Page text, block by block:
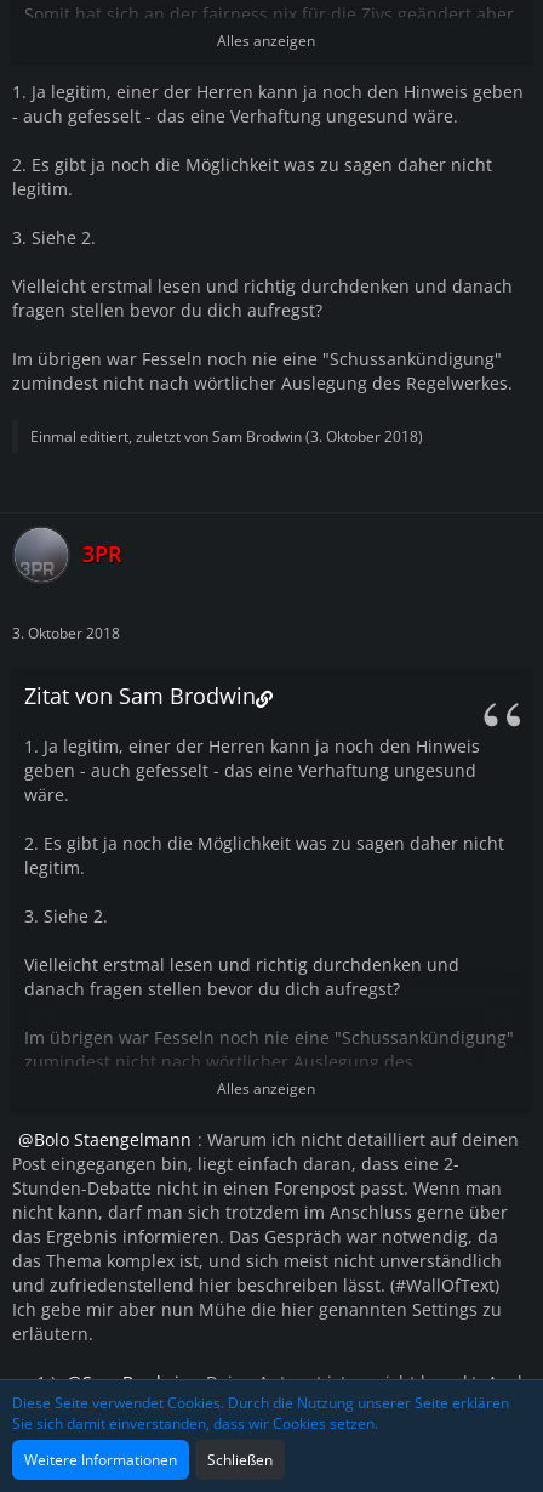
Somit hat sich an der fairness nix für die Zivs geändert aber
Alles anzeigen
1. Ja legitim, einer der Herren kann ja noch den Hinweis geben
- auch gefesselt - das eine Verhaftung ungesund wäre.
2. Es gibt ja noch die Möglichkeit was zu sagen daher nicht
legitim.
3. Siehe 2.
Vielleicht erstmal lesen und richtig durchdenken und danach
fragen stellen bevor du dich aufregst?
Im übrigen war Fesseln noch nie eine "Schussankündigung"
zumindest nicht nach wörtlicher Auslegung des Regelwerkes.
Einmal editiert, zuletzt vonSam Brodwin(3. Oktober 2018)
3PR
3. Oktober 2018
Zitat von Sam Brodwin
1. Ja legitim, einer der Herren kann ja noch den Hinweis
geben - auch gefesselt - das eine Verhaftung ungesund
wäre.
2. Es gibt ja noch die Möglichkeit was zu sagen daher nicht
legitim.
3. Siehe 2.
Vielleicht erstmal lesen und richtig durchdenken und
danach fragen stellen bevor du dich aufregst?
Im übrigen war Fesseln noch nie eine "Schussankündigung"
zumindest nicht nach wörtlicher Auslegung des
Alles anzeigen
Bolo Staengelmann : Warum ich nicht detailliert auf deinen
Post eingegangen bin, liegt einfach daran, dass eine 2-
Stunden-Debatte nicht in einen Forenpost passt. Wenn man
nicht kann, darf man sich trotzdem im Anschluss gerne über
das Ergebnis informieren. Das Gespräch war notwendig, da
das Thema komplex ist, und sich meist nicht unverständlich
und zufriedenstellend hier beschreiben lässt. (#WallOfText)
Ich gebe mir aber nun Mühe die hier genannten Settings zu
erläutern.
zu 1.) Sam Brodwin : Deine Antwort ist so nicht korrekt. Auch
hier hast du pauschalisiert. Denn "einfach umballern" dürfte
er nach der Änderung oben NICHT.
- Erklärung 1: Der 6. dürfte das Feuer eröffnen, wenn sich
vorher aus dem Gespräch des sogenannten "Standoffs"
Diese Seite verwendet Cookies. Durch die Nutzung unserer Seite erklären
Sie sich damit einverstanden, dass wir Cookies setzen.
Weitere Informationen
Schließen